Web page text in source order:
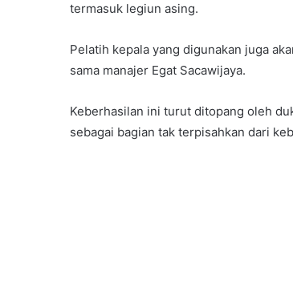
termasuk legiun asing.
Pelatih kepala yang digunakan juga
sama manajer Egat Sacawijaya.
Keberhasilan ini turut ditopang oleh
sebagai bagian tak terpisahkan dari